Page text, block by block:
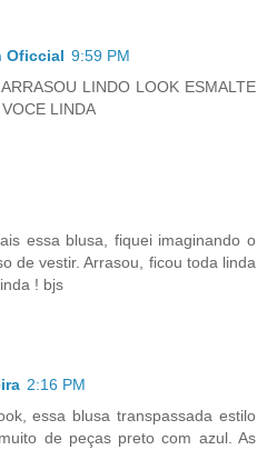
Oficcial 9:59 PM
LINDO LOOK ESMALTE
LINDA
essa blusa, fiquei imaginando o
de vestir. Arrasou, ficou toda linda
! bjs
2:16 PM
essa blusa transpassada estilo
de peças preto com azul. As